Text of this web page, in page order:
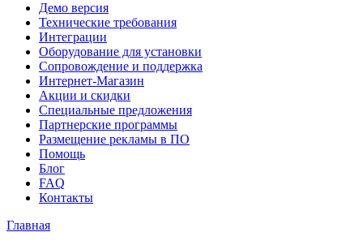
Демо версия
Технические требования
Интеграции
Оборудование для установки
Сопровождение и поддержка
Интернет-Магазин
Акции и скидки
Специальные предложения
Партнерские программы
Размещение рекламы в ПО
Помощь
Блог
FAQ
Контакты
Главная